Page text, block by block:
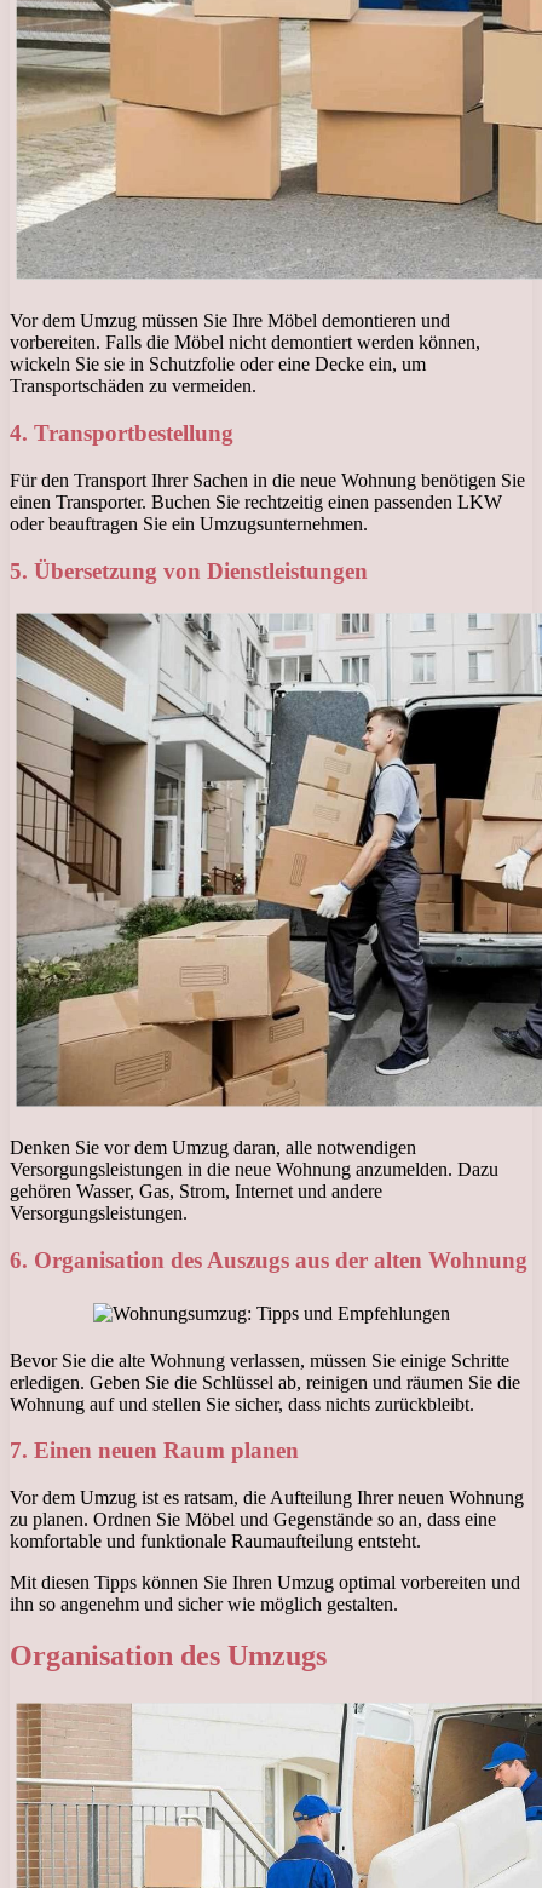
Vor dem Umzug müssen Sie Ihre Möbel demontieren und
vorbereiten. Falls die Möbel nicht demontiert werden können,
wickeln Sie sie in Schutzfolie oder eine Decke ein, um
Transportschäden zu vermeiden.
4. Transportbestellung
Für den Transport Ihrer Sachen in die neue Wohnung benötigen Sie
einen Transporter. Buchen Sie rechtzeitig einen passenden LKW
oder beauftragen Sie ein Umzugsunternehmen.
5. Übersetzung von Dienstleistungen
Denken Sie vor dem Umzug daran, alle notwendigen
Versorgungsleistungen in die neue Wohnung anzumelden. Dazu
gehören Wasser, Gas, Strom, Internet und andere
Versorgungsleistungen.
6. Organisation des Auszugs aus der alten Wohnung
Bevor Sie die alte Wohnung verlassen, müssen Sie einige Schritte
erledigen. Geben Sie die Schlüssel ab, reinigen und räumen Sie die
Wohnung auf und stellen Sie sicher, dass nichts zurückbleibt.
7. Einen neuen Raum planen
Vor dem Umzug ist es ratsam, die Aufteilung Ihrer neuen Wohnung
zu planen. Ordnen Sie Möbel und Gegenstände so an, dass eine
komfortable und funktionale Raumaufteilung entsteht.
Mit diesen Tipps können Sie Ihren Umzug optimal vorbereiten und
ihn so angenehm und sicher wie möglich gestalten.
Organisation des Umzugs